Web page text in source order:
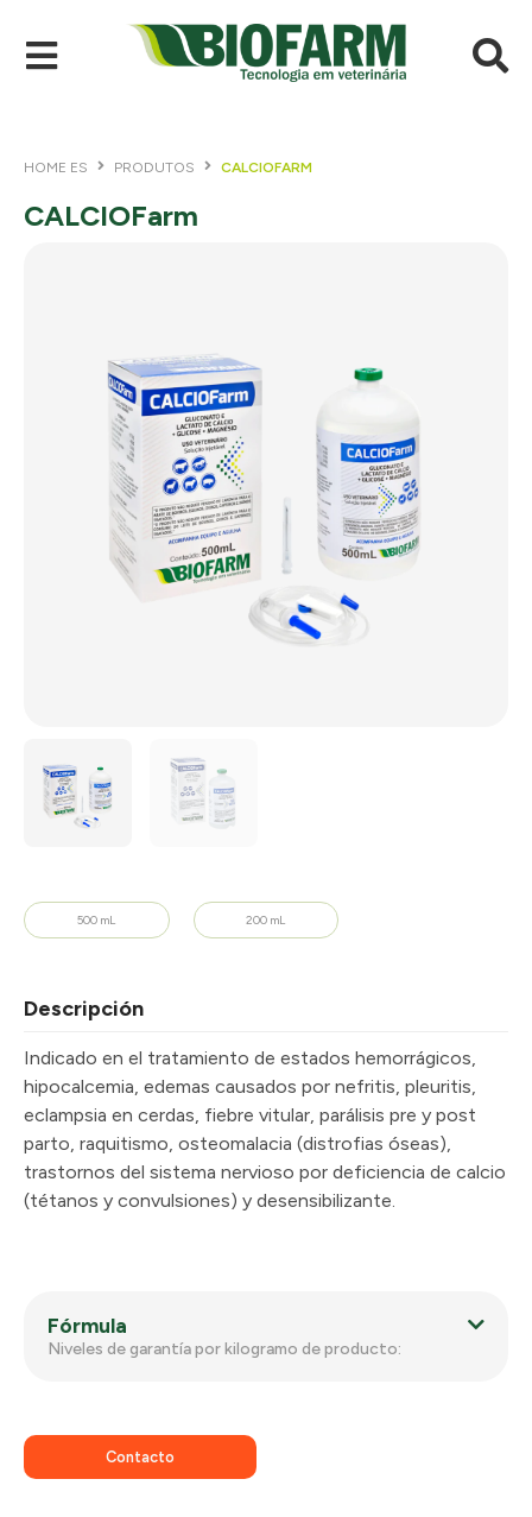
HOME ES PRODUTOS CALCIOFARM
CALCIOFarm
Descripción
Indicado en el tratamiento de estados hemorrágicos,
hipocalcemia, edemas causados por nefritis, pleuritis,
eclampsia en cerdas, fiebre vitular, parálisis pre y post
parto, raquitismo, osteomalacia (distrofias óseas),
trastornos del sistema nervioso por deficiencia de calcio
(tétanos y convulsiones) y desensibilizante.
500 mL 200 mL
Fórmula
Niveles de garantía por kilogramo de producto:
Contacto